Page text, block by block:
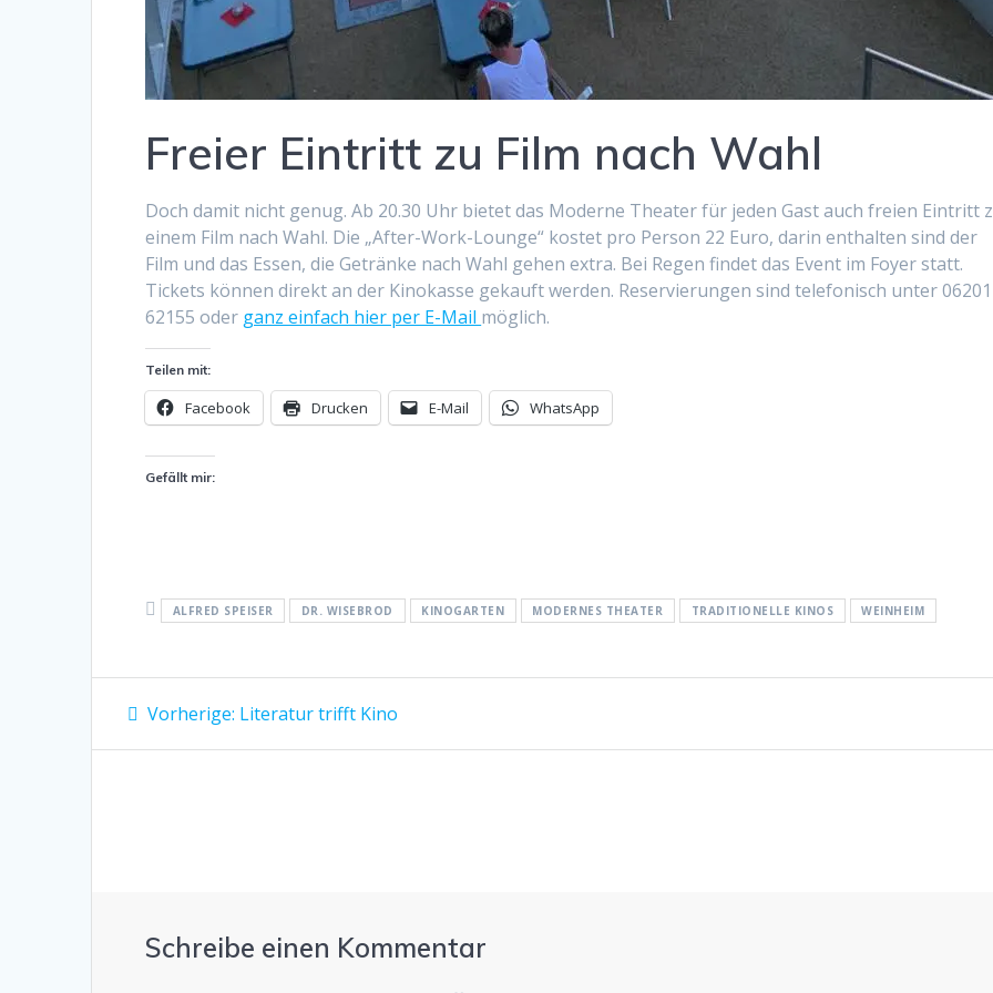
Freier Eintritt zu Film nach Wahl
Doch damit nicht genug. Ab 20.30 Uhr bietet das Moderne Theater für jeden Gast auch freien Eintritt
einem Film nach Wahl. Die „After-Work-Lounge“ kostet pro Person 22 Euro, darin enthalten sind der
Film und das Essen, die Getränke nach Wahl gehen extra. Bei Regen findet das Event im Foyer statt.
Tickets können direkt an der Kinokasse gekauft werden. Reservierungen sind telefonisch unter 06201
62155 oder ganz einfach hier per E-Mail möglich.
Teilen mit:
Facebook Drucken E-Mail WhatsApp
Gefällt mir:
ALFRED SPEISER DR. WISEBROD KINOGARTEN MODERNES THEATER TRADITIONELLE KINOS WEINHEIM
Beitragsnavigation
Vorherige: Vorheriger
Literatur trifft Kino
Schreibe einen Kommentar